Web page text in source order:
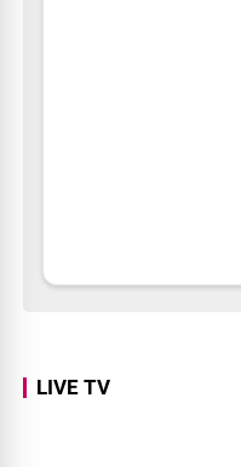
LIVE TV